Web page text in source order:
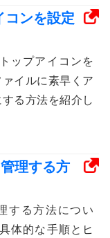
ンを設定
ップアイコンを
イルに素早くア
る方法を紹介し
理する方
する方法につい
体的な手順とヒ